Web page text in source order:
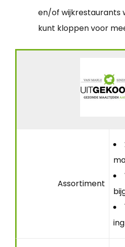
en/of wijkrestaurants
kunt kloppen voor
Assortiment